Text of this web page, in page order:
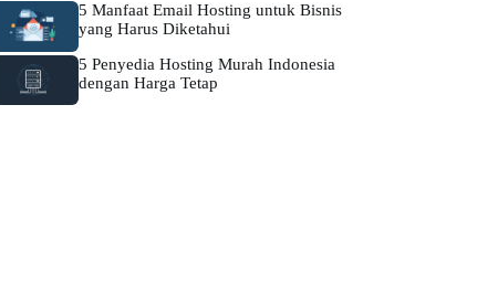
5 Manfaat Email Hosting untuk Bisnis
yang Harus Diketahui
5 Penyedia Hosting Murah Indonesia
dengan Harga Tetap